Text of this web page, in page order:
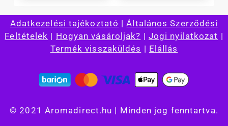
Adatkezelési tajékoztató |Általános Szerződési
Feltételek | Hogyan vásároljak? | Jogi nyilatkozat |
Termék visszaküldés | Elállás
© 2021 Aromadirect.hu | Minden jog fenntartva.